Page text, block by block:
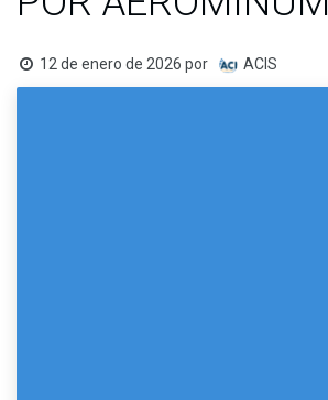
12 de enero de 2026 por ACIS